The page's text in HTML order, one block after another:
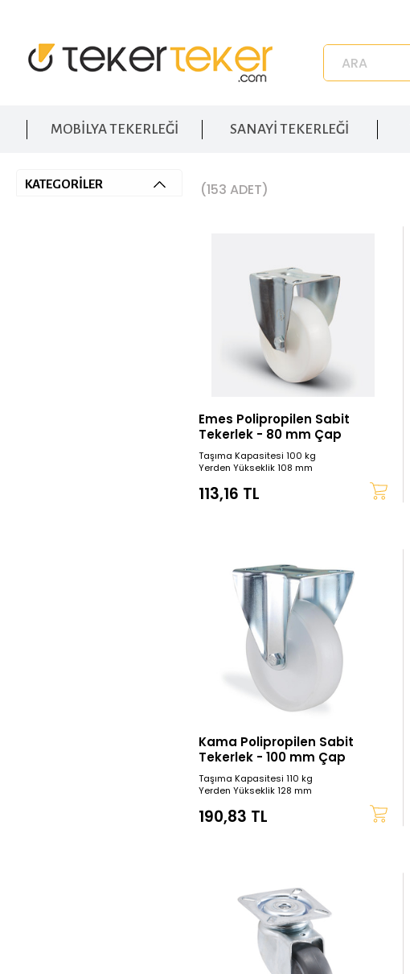
MOBİLYA TEKERLEĞİ SANAYİ TEKERLEĞİ
KATEGORİLER (153 ADET)
Emes Polipropilen Sabit
Tekerlek - 80 mm Çap
Taşıma Kapasitesi 100 kg
Yerden Yükseklik 108 mm
113,16 TL
Kama Polipropilen Sabit
Tekerlek - 100 mm Çap
Taşıma Kapasitesi 110 kg
Yerden Yükseklik 128 mm
190,83 TL